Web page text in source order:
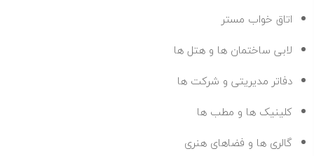
اتاق خواب مستر
لابی ساختمان‌ ها و هتل‌ ها
دفاتر مدیریتی و شرکت‌ ها
کلینیک‌ ها و مطب‌ ها
گالری‌ ها و فضاهای هنری